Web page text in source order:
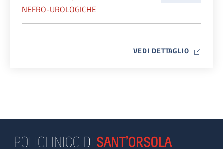
NEFRO-UROLOGICHE
VEDI DETTAGLIO MAP ICON